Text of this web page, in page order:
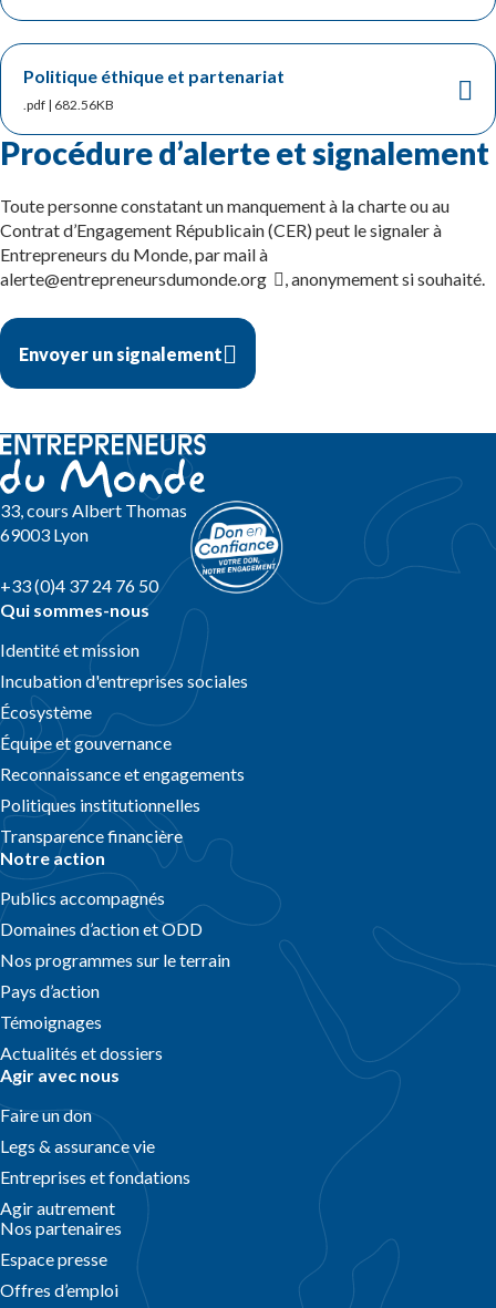
Politique éthique et partenariat
.pdf | 682.56KB
Procédure d’alerte et signalement
Toute personne constatant un manquement à la charte ou au
Contrat d’Engagement Républicain (CER) peut le signaler à
Entrepreneurs du Monde, par mail à
alerte@entrepreneursdumonde.org
, anonymement si souhaité.
Envoyer un signalement
33, cours Albert Thomas
69003 Lyon
+33 (0)4 37 24 76 50
Qui sommes-nous
Identité et mission
Incubation d'entreprises sociales
Écosystème
Équipe et gouvernance
Reconnaissance et engagements
Politiques institutionnelles
Transparence financière
Notre action
Publics accompagnés
Domaines d’action et ODD
Nos programmes sur le terrain
Pays d’action
Témoignages
Actualités et dossiers
Agir avec nous
Faire un don
Legs & assurance vie
Entreprises et fondations
Agir autrement
Nos partenaires
Espace presse
Offres d’emploi